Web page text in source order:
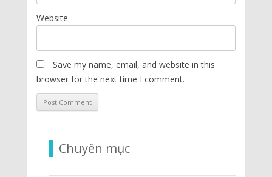
Website
Save my name, email, and website in this
browser for the next time I comment.
Chuyên mục